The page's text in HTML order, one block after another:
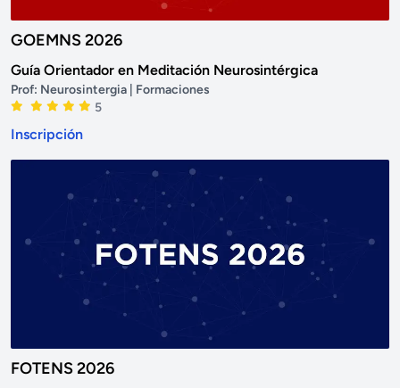
GOEMNS 2026
Guía Orientador en Meditación Neurosintérgica
Prof: Neurosintergia | Formaciones
5
Inscripción
FOTENS 2026